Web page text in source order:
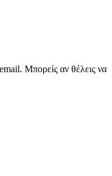
Μπορείς αν θέλεις να